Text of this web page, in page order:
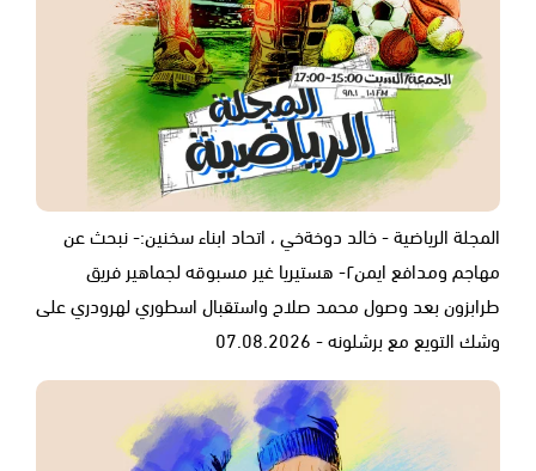
المجلة الرياضية - خالد دوخةخي ، اتحاد ابناء سخنين:- نبحث عن
مهاجم ومدافع ايمن٢- هستيريا غير مسبوقه لجماهير فريق
طرابزون بعد وصول محمد صلاح واستقبال اسطوري لهرودري على
وشك التويع مع برشلونه - 07.08.2026